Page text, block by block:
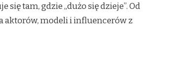
tam, gdzie „dużo się dzieje”. Od
aktorów, modeli i influencerów z